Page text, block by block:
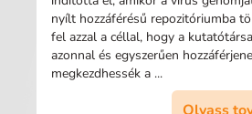
nyílt hozzáférésű repozitóriumba
fel azzal a céllal, hogy a
azonnal és egyszerűen
megkezdhessék a ...